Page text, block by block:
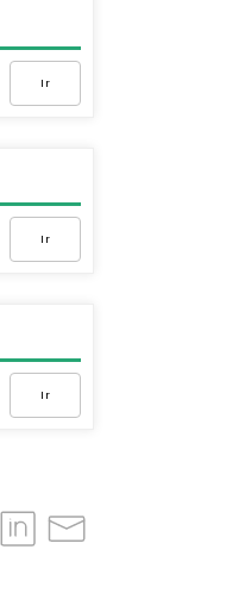
Ir
Ir
Ir